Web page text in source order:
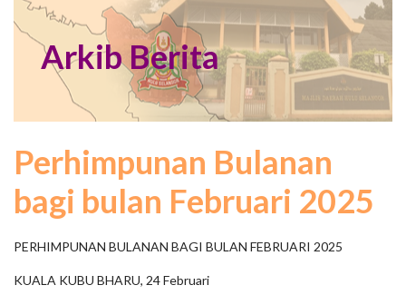
Arkib Berita
Perhimpunan Bulanan
bagi bulan Februari 2025
PERHIMPUNAN BULANAN BAGI BULAN FEBRUARI 2025
KUALA KUBU BHARU, 24 Februari